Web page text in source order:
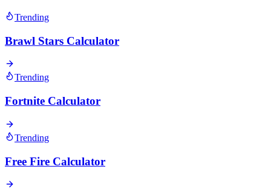
Trending
Brawl Stars Calculator
Trending
Fortnite Calculator
Trending
Free Fire Calculator